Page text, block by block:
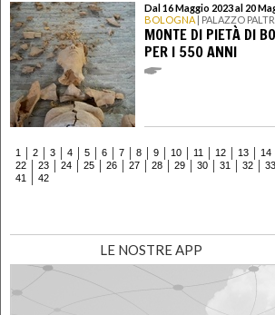
Dal 16 Maggio 2023 al 20
BOLOGNA | PALAZZO
MONTE DI PIETÀ DI
PER I 550 ANNI
1 2 3 4 5 6 7 8 9 10 11 12 13 14
22
23 24 25 26 27 28 29 30 31 32 33
41
42
LE NOSTRE APP